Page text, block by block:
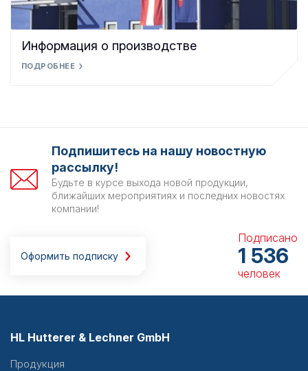
Информация о производстве
ПОДРОБНЕЕ
Подпишитесь на нашу новостную
рассылку!
Будьте в курсе выхода новой продукции,
ближайших мероприятиях и последних новостях
компании!
Оформить подписку
Подписано
1 536
человек
HL Hutterer & Lechner GmbH
Продукция